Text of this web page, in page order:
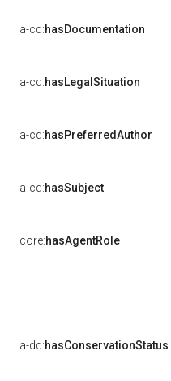
a-cd:hasDocumentation
a-cd:hasLegalSituation
a-cd:hasPreferredAuthor
a-cd:hasSubject
core:hasAgentRole
a-dd:hasConservationStatus